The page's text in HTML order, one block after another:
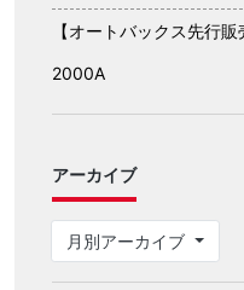
【オートバックス先行
2000A
アーカイブ
月別アーカイブ